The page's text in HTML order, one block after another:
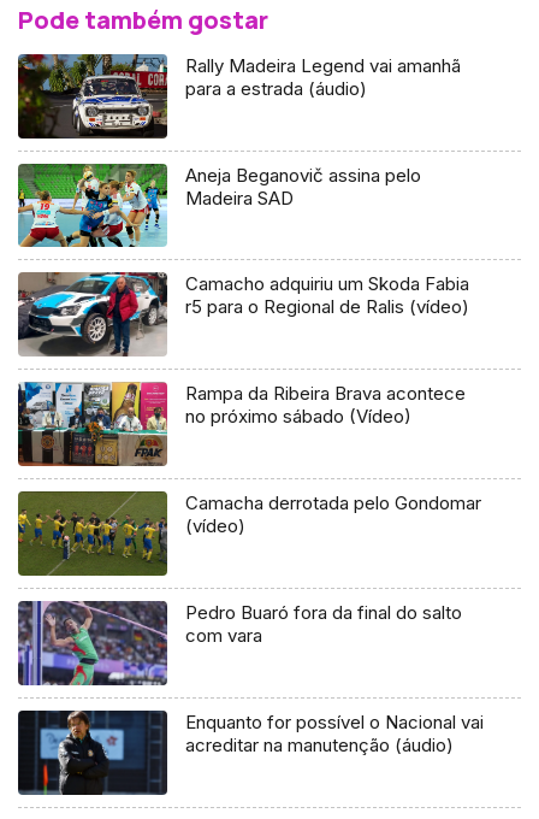
Pode também gostar
Rally Madeira Legend vai amanhã
para a estrada (áudio)
Aneja Beganovič assina pelo
Madeira SAD
Camacho adquiriu um Skoda Fabia
r5 para o Regional de Ralis (vídeo)
Rampa da Ribeira Brava acontece
no próximo sábado (Vídeo)
Camacha derrotada pelo Gondomar
(vídeo)
Pedro Buaró fora da final do salto
com vara
Enquanto for possível o Nacional vai
acreditar na manutenção (áudio)